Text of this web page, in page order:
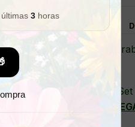
3 horas
¿Buscas
ACEITE